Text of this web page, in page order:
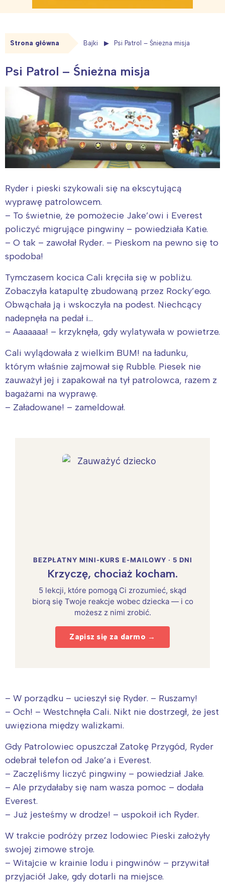
Strona główna Bajki Psi Patrol – Śnieżna misja
Psi Patrol – Śnieżna misja
Ryder i pieski szykowali się na ekscytującą
wyprawę patrolowcem.
– To świetnie, że pomożecie Jake’owi i Everest
policzyć migrujące pingwiny – powiedziała Katie.
– O tak – zawołał Ryder. – Pieskom na pewno się to
spodoba!
Tymczasem kocica Cali kręciła się w pobliżu.
Zobaczyła katapultę zbudowaną przez Rocky’ego.
Obwąchała ją i wskoczyła na podest. Niechcący
nadepnęła na pedał i…
– Aaaaaaa! – krzyknęła, gdy wylatywała w powietrze.
Cali wylądowała z wielkim BUM! na ładunku,
którym właśnie zajmował się Rubble. Piesek nie
zauważył jej i zapakował na tył patrolowca, razem z
bagażami na wyprawę.
– Załadowane! – zameldował.
BEZPŁATNY MINI-KURS E-MAILOWY · 5 DNI
Krzyczę, chociaż kocham.
5 lekcji, które pomogą Ci zrozumieć, skąd
biorą się Twoje reakcje wobec dziecka — i co
możesz z nimi zrobić.
Zapisz się za darmo →
– W porządku – ucieszył się Ryder. – Ruszamy!
– Och! – Westchnęła Cali. Nikt nie dostrzegł, że jest
uwięziona między walizkami.
Gdy Patrolowiec opuszczał Zatokę Przygód, Ryder
odebrał telefon od Jake’a i Everest.
– Zaczęliśmy liczyć pingwiny – powiedział Jake.
– Ale przydałaby się nam wasza pomoc – dodała
Everest.
– Już jesteśmy w drodze! – uspokoił ich Ryder.
W trakcie podróży przez lodowiec Pieski założyły
swojej zimowe stroje.
– Witajcie w krainie lodu i pingwinów – przywitał
przyjaciół Jake, gdy dotarli na miejsce.